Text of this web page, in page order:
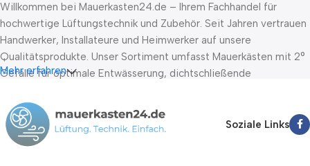
Willkommen bei Mauerkasten24.de – Ihrem Fachhandel für
hochwertige Lüftungstechnik und Zubehör. Seit Jahren vertrauen
Handwerker, Installateure und Heimwerker auf unsere
Qualitätsprodukte. Unser Sortiment umfasst Mauerkästen mit 2°
Gefälle für optimale Entwässerung, dichtschließende
von führenden Herstellern wie Belimo, Lufberg und Joventa. Wir
bieten Ihnen schnelle Lieferung innerhalb von 24-72 Stunden,
kompetente Fachberatung und faire Preise.
Mehr erfahren
Soziale Links